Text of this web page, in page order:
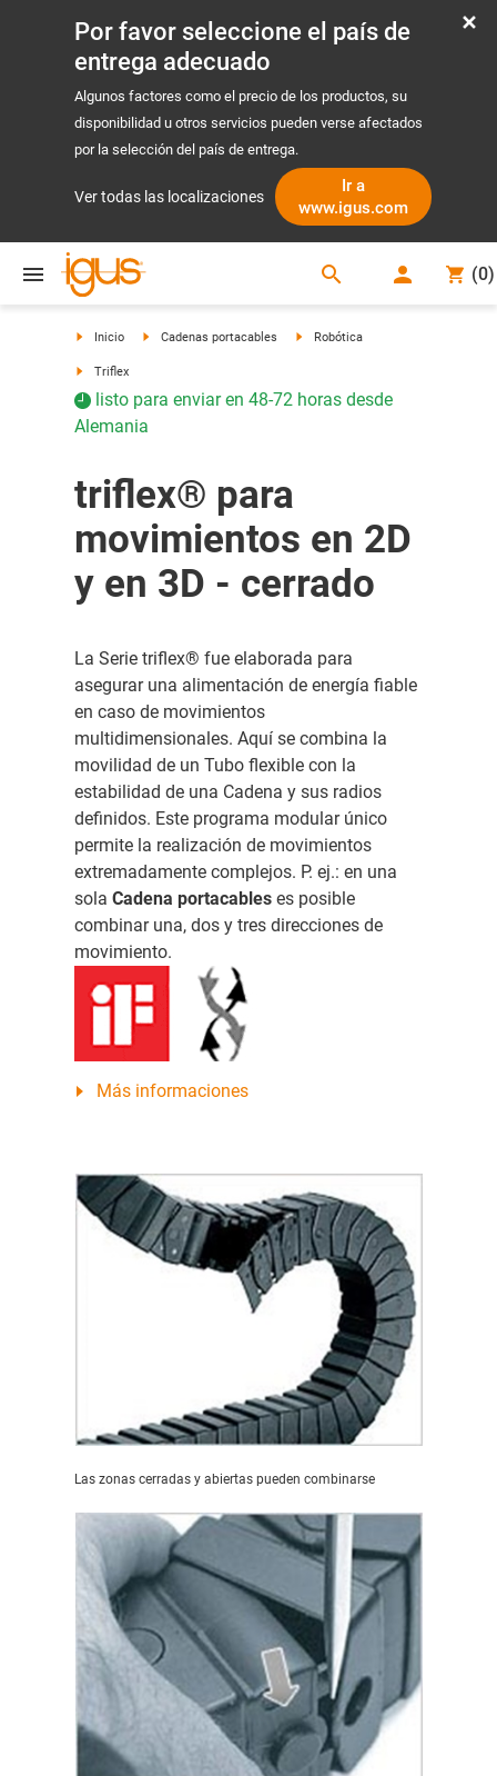
Por favor seleccione el país de
entrega adecuado
Algunos factores como el precio de los productos, su
disponibilidad u otros servicios pueden verse afectados
por la selección del país de entrega.
Ver todas las localizaciones
Ir a
www.igus.com
search (0)
Inicio Cadenas portacables Robótica
Triflex
listo para enviar en 48-72 horas desde
Alemania
triflex® para
movimientos en 2D
y en 3D - cerrado
La Serie triflex® fue elaborada para
asegurar una alimentación de energía fiable
en caso de movimientos
multidimensionales. Aquí se combina la
movilidad de un Tubo flexible con la
estabilidad de una Cadena y sus radios
definidos. Este programa modular único
permite la realización de movimientos
extremadamente complejos. P. ej.: en una
sola Cadena portacableses posible
combinar una, dos y tres direcciones de
movimiento.
Más informaciones
Las zonas cerradas y abiertas pueden combinarse